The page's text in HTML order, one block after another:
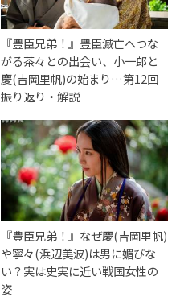
『豊臣兄弟！』豊臣滅亡へつな
がる茶々との出会い、小一郎と
慶(吉岡里帆)の始まり…第12回
振り返り・解説
『豊臣兄弟！』なぜ慶(吉岡里帆)
や寧々(浜辺美波)は男に媚びな
い？実は史実に近い戦国女性の
姿